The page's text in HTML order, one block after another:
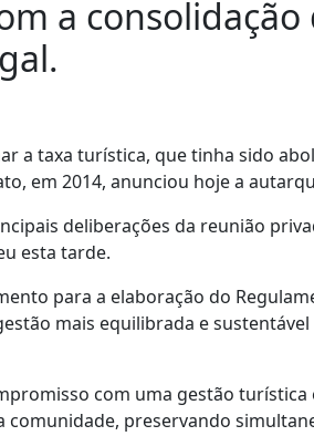
a
a taxa turística, que tinha sido
em 2014, anunciou hoje a
deliberações da reunião
esta tarde.
para a elaboração do
mais equilibrada e
com uma gestão
preservando